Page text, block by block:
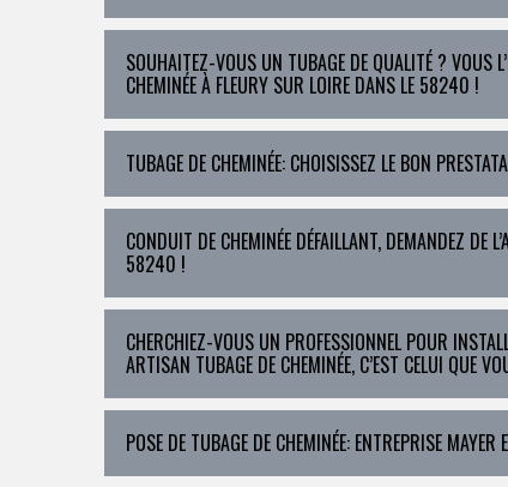
SOUHAITEZ-VOUS UN TUBAGE DE QUALITÉ ? VOUS
CHEMINÉE À FLEURY SUR LOIRE DANS LE 58240 !
TUBAGE DE CHEMINÉE: CHOISISSEZ LE BON
CONDUIT DE CHEMINÉE DÉFAILLANT, DEMANDEZ DE
58240 !
CHERCHIEZ-VOUS UN PROFESSIONNEL POUR
ARTISAN TUBAGE DE CHEMINÉE, C’EST CELUI QUE
POSE DE TUBAGE DE CHEMINÉE: ENTREPRISE MAYER